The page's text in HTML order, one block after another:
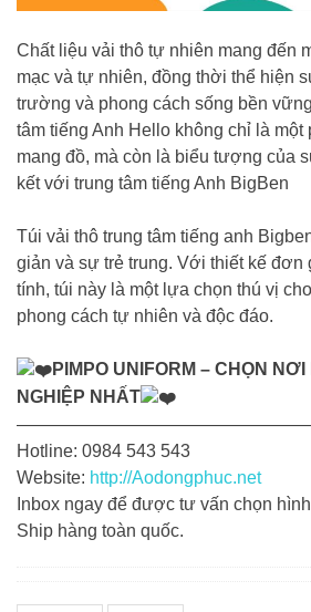
Chất liệu vải thô tự nhiên mang đến
mạc và tự nhiên, đồng thời thể hiện
trường và phong cách sống bền
tâm tiếng Anh Hello không chỉ là
mang đồ, mà còn là biểu tượng của
kết với trung tâm tiếng Anh BigBen
Túi vải thô trung tâm tiếng anh
giản và sự trẻ trung. Với thiết kế đơn
tính, túi này là một lựa chọn thú vị
phong cách tự nhiên và độc đáo.
PIMPO UNIFORM – CHỌN
NGHIỆP NHẤT
Hotline: 0984 543 543
Website: http://Aodongphuc.net
Inbox ngay để được tư vấn chọn
Ship hàng toàn quốc.